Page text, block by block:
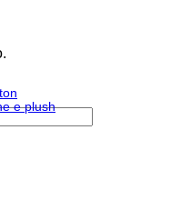
e plush